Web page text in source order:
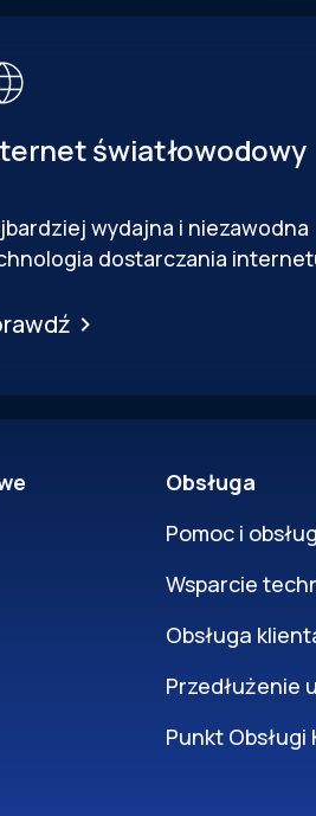
światłowodowy
wydajna i niezawodna
dostarczania
Obsługa
Pomoc i
Wsparcie
Obsługa
Przedłużenie
Punkt Obsługi